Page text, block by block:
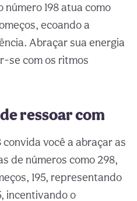
número 198 atua como
ecoando a
Abraçar sua energia
se com os ritmos
ressoar com
convida você a abraçar as
de números como 298,
195, representando
incentivando o